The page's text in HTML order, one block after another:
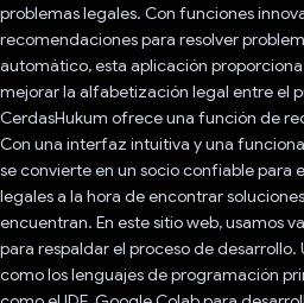
problemas legales. Con funciones
recomendaciones para resolver
automático, esta aplicación
mejorar la alfabetización legal entre el
CerdasHukum ofrece una función de
Con una interfaz intuitiva y una
se convierte en un socio confiable para
legales a la hora de encontrar
encuentran. En este sitio web, usamos
para respaldar el proceso de desarrollo.
como los lenguajes de programación